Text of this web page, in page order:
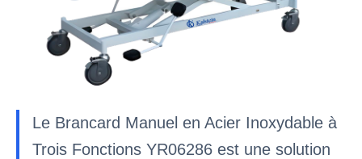
Le Brancard Manuel en Acier Inoxydable à
Trois Fonctions YR06286 est une solution